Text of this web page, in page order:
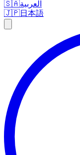
🇸🇦العربية
🇯🇵日本語